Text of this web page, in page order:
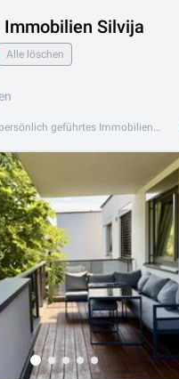
Silvija
Alle löschen
Immobilien Silvija ist ein persönlich geführtes Immobilienunternehmen mit Expertise im Tiroler Immobilienmarkt. Mit individuellem Engagement und regionalem Know-how begleitet Immobilien Silvija ihre Kunden beim Kauf, Verkauf und der Vermietung von Immobilien in Wattens und der Region um Innsbruck. Das Angebot von Immobilien Silvija umfasst Wohnungen, Häuser und Grundstücke – abgestimmt auf die Bedürfnisse von Käufern, Verkäufern und Mietern in der Region. Persönliche Betreuung und Verlässlichkeit prägen die Arbeit von Immobilien Silvija. Immobilien Silvija ist an folgendem Standort aktiv: 6112 Wattens. Stöbern Sie jetzt in den aktuellen Angeboten von Immobilien Silvija auf Lib.at. Finden Sie Ihre Traumimmobilie in Wattens und Tirol – persönlich beraten und direkt vom Makler.